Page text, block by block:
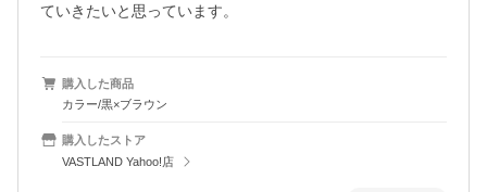
ていきたいと思っています。
購入した商品
カラー/黒×ブラウン
購入したストア
VASTLAND Yahoo!店